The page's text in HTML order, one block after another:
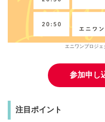
エニワンプロジェ
参加申し
注目ポイント